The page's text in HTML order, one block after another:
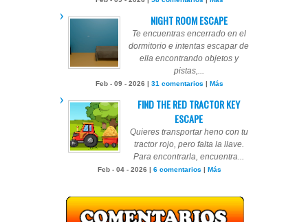
NIGHT ROOM ESCAPE
Te encuentras encerrado en el
dormitorio e intentas escapar de
ella encontrando objetos y
pistas,...
Feb - 09 - 2026 | 31 comentarios | Más
FIND THE RED TRACTOR KEY
ESCAPE
Quieres transportar heno con tu
tractor rojo, pero falta la llave.
Para encontrarla, encuentra...
Feb - 04 - 2026 | 6 comentarios | Más